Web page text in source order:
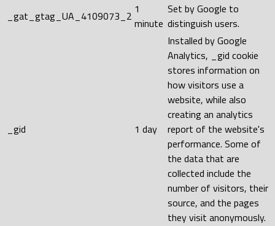
_gat_gtag_UA_4109073_2 1
minute
Set by Google to
distinguish users.
_gid 1 day
Installed by Google
Analytics, _gid cookie
stores information on
how visitors use a
website, while also
creating an analytics
report of the website's
performance. Some of
the data that are
collected include the
number of visitors, their
source, and the pages
they visit anonymously.